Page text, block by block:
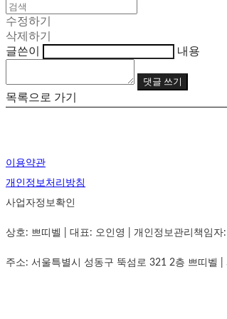
수정하기
삭제하기
글쓴이
내용
댓글 쓰기
목록으로 가기
이용약관
개인정보처리방침
사업자정보확인
상호: 쁘띠벨 | 대표: 오인영 | 개인정보관리책임
주소: 서울특별시 성동구 뚝섬로 321 2층 쁘띠벨 |